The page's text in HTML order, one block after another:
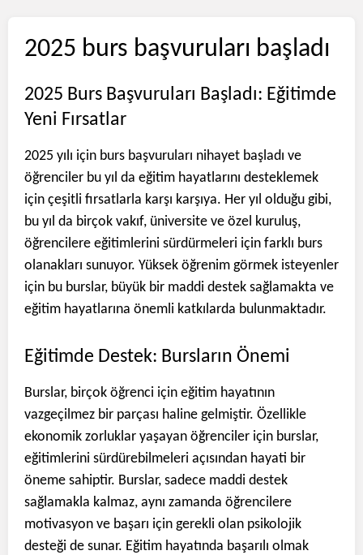
2025 burs başvuruları başladı
2025 Burs Başvuruları Başladı: Eğitimde
Yeni Fırsatlar
2025 yılı için burs başvuruları nihayet başladı ve
öğrenciler bu yıl da eğitim hayatlarını desteklemek
için çeşitli fırsatlarla karşı karşıya. Her yıl olduğu gibi,
bu yıl da birçok vakıf, üniversite ve özel kuruluş,
öğrencilere eğitimlerini sürdürmeleri için farklı burs
olanakları sunuyor. Yüksek öğrenim görmek isteyenler
için bu burslar, büyük bir maddi destek sağlamakta ve
eğitim hayatlarına önemli katkılarda bulunmaktadır.
Eğitimde Destek: Bursların Önemi
Burslar, birçok öğrenci için eğitim hayatının
vazgeçilmez bir parçası haline gelmiştir. Özellikle
ekonomik zorluklar yaşayan öğrenciler için burslar,
eğitimlerini sürdürebilmeleri açısından hayati bir
öneme sahiptir. Burslar, sadece maddi destek
sağlamakla kalmaz, aynı zamanda öğrencilere
motivasyon ve başarı için gerekli olan psikolojik
desteği de sunar. Eğitim hayatında başarılı olmak